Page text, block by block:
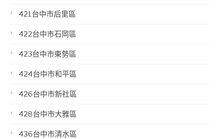
421台中市后里區
422台中市石岡區
423台中市東勢區
424台中市和平區
426台中市新社區
428台中市大雅區
436台中市清水區